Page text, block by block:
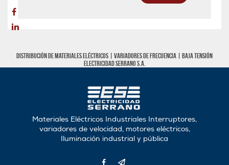
Distribución de materiales eléctricos | Variadores de frecuencia | Baja tensión
Electricidad Serrano S.A.
Materiales Eléctricos Industriales Interruptores,
variadores de velocidad, motores eléctricos,
Iluminación industrial y pública